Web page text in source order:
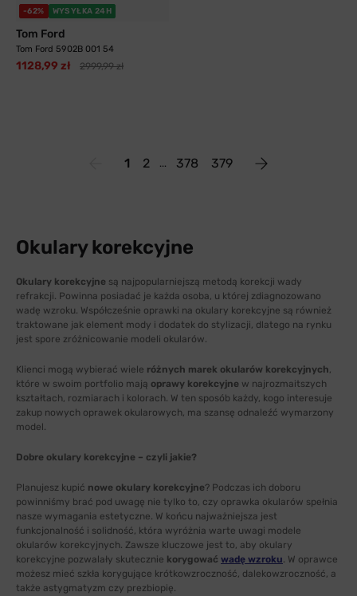
-62% WYSYŁKA 24H
Tom Ford
Tom Ford 5902B 001 54
1128,99 zł 2999,99 zł
1 2 378 379
Okulary korekcyjne
Okulary korekcyjne są najpopularniejszą metodą korekcji wady
refrakcji. Powinna posiadać je każda osoba, u której zdiagnozowano
wadę wzroku. Współcześnie oprawki na okulary korekcyjne są również
traktowane jak element mody i dodatek do stylizacji, dlatego na rynku
jest spore zróżnicowanie modeli okularów.
Klienci mogą wybierać wiele różnych marek okularów korekcyjnych,
które w swoim portfolio mają oprawy korekcyjne w najrozmaitszych
kształtach, rozmiarach i kolorach. W ten sposób każdy, kogo interesuje
zakup nowych oprawek okularowych, ma szansę odnaleźć wymarzony
model.
Dobre okulary korekcyjne – czyli jakie?
Planujesz kupić nowe okulary korekcyjne? Podczas ich doboru
powinniśmy brać pod uwagę nie tylko to, czy oprawka okularów spełnia
nasze wymagania estetyczne. W końcu najważniejsza jest
funkcjonalność i solidność, która wyróżnia warte uwagi modele
okularów korekcyjnych. Zawsze kluczowe jest to, aby okulary
korekcyjne pozwalały skutecznie korygować wadę wzroku. W oprawce
możesz mieć szkła korygujące krótkowzroczność, dalekowzroczność, a
także astygmatyzm czy prezbiopię.